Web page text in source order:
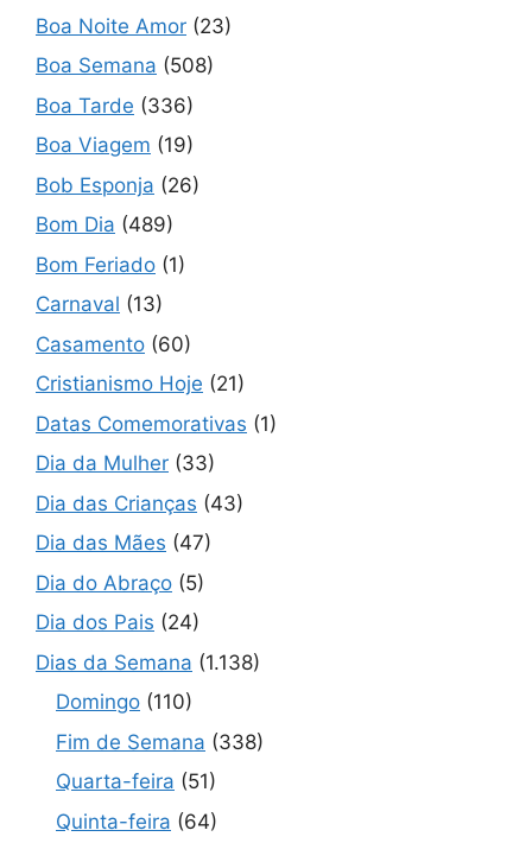
Boa Noite Amor (23)
Boa Semana (508)
Boa Tarde (336)
Boa Viagem (19)
Bob Esponja (26)
Bom Dia (489)
Bom Feriado (1)
Carnaval (13)
Casamento (60)
Cristianismo Hoje (21)
Datas Comemorativas (1)
Dia da Mulher (33)
Dia das Crianças (43)
Dia das Mães (47)
Dia do Abraço (5)
Dia dos Pais (24)
Dias da Semana (1.138)
Domingo (110)
Fim de Semana (338)
Quarta-feira (51)
Quinta-feira (64)